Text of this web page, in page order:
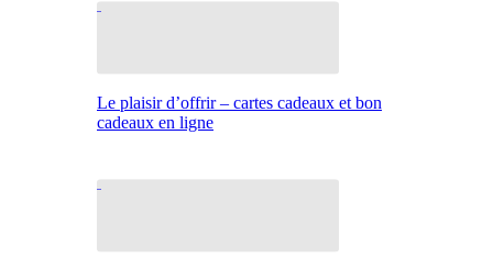
Le plaisir d’offrir – cartes cadeaux et bon
cadeaux en ligne